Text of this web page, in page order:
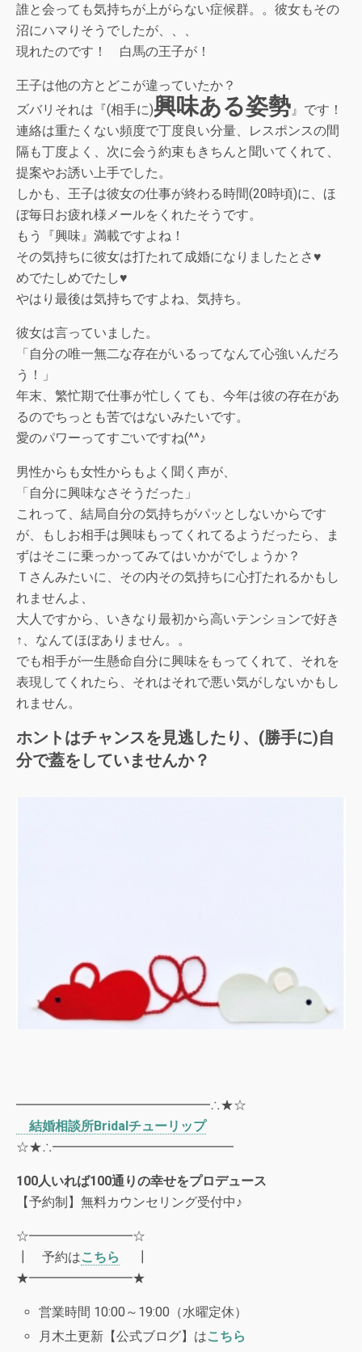
誰と会っても気持ちが上がらない症候群。。彼女もその
沼にハマりそうでしたが、、、
現れたのです！ 白馬の王子が！
王子は他の方とどこが違っていたか？
ズバリそれは『(相手に)興味ある姿勢』です！
連絡は重たくない頻度で丁度良い分量、レスポンスの間
隔も丁度よく、次に会う約束もきちんと聞いてくれて、
提案やお誘い上手でした。
しかも、王子は彼女の仕事が終わる時間(20時頃)に、ほ
ぼ毎日お疲れ様メールをくれたそうです。
もう『興味』満載ですよね！
その気持ちに彼女は打たれて成婚になりましたとさ♥
めでたしめでたし♥
やはり最後は気持ちですよね、気持ち。
彼女は言っていました。
「自分の唯一無二な存在がいるってなんて心強いんだろ
う！」
年末、繁忙期で仕事が忙しくても、今年は彼の存在があ
るのでちっとも苦ではないみたいです。
愛のパワーってすごいですね(^^♪
男性からも女性からもよく聞く声が、
「自分に興味なさそうだった」
これって、結局自分の気持ちがパッとしないからです
が、もしお相手は興味もってくれてるようだったら、ま
ずはそこに乗っかってみてはいかがでしょうか？
Ｔさんみたいに、その内その気持ちに心打たれるかもし
れませんよ、
大人ですから、いきなり最初から高いテンションで好き
↑、なんてほぼありません。。
でも相手が一生懸命自分に興味をもってくれて、それを
表現してくれたら、それはそれで悪い気がしないかもし
れません。
ホントはチャンスを見逃したり、(勝手に)自
分で蓋をしていませんか？
━━━━━━━━━━━━━━━∴★☆
結婚相談所Bridal チューリップ
☆★∴━━━━━━━━━━━━━━
100人いれば100通りの幸せをプロデュース
【予約制】無料カウンセリング受付中♪
☆━━━━━━━━☆
┃ 予約はこちら
★━━━━━━━━★
営業時間 10:00～19:00（水曜定休）
月木土更新【公式ブログ】はこちら